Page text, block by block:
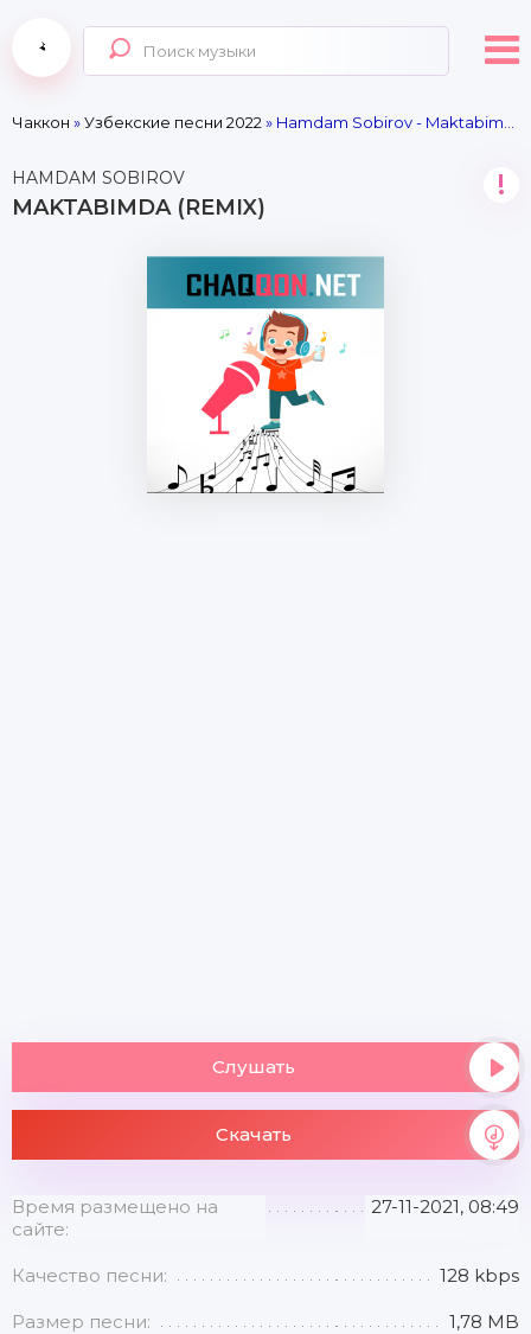
Чаккон »Узбекские песни 2022 » Hamdam Sobirov - Maktabimda (Remix)
HAMDAM SOBIROV
MAKTABIMDA (REMIX)
!
Слушать
Скачать
Время размещено на
сайте:
27-11-2021, 08:49
Качество песни: 128 kbps
Размер песни: 1,78 MB